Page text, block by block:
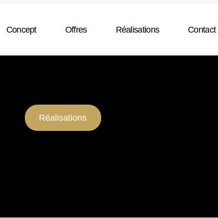
Concept Offres Réalisations Contact
Réalisations